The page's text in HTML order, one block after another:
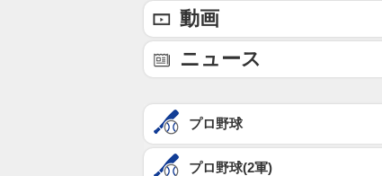
動画
ニュース
プロ野球
プロ野球(2軍)